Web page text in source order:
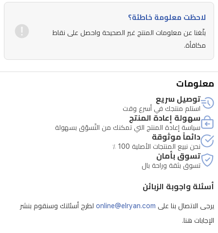
عن
بعد،
مناسبة
للمنازل
الذكية
في
العراق.
لاحظت معلومة خاطئة؟
بلّغنا عن معلومات المنتج غير الصحيحة واحصل على نقاط
مكافأة.
معلومات
توصيل سريع
استلم منتجك في أسرع وقت
سهولة إعادة المنتج
سياسة إعادة المنتج التي تمكنك من التّسوّق بسهولة
دائماً موثوقة
نحن نبيع المنتجات الأصلية 100 ٪
تسوق بأمان
تسوق بثقة وراحة بال
أسئلة واجوبة الزبائن
يرجى الاتصال بنا على online@elryan.com لطرح أسئلتك وسنقوم بنشر
الإجابات هنا.